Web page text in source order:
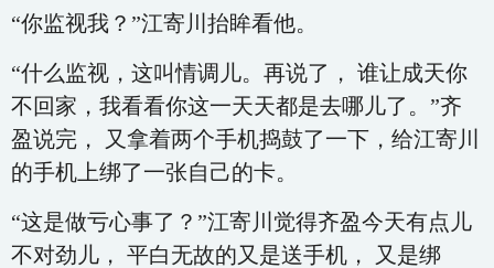
“你监视我？”江寄川抬眸看他。
“什么监视，这叫情调儿。再说了， 谁让成天你
不回家，我看看你这一天天都是去哪儿了。”齐
盈说完， 又拿着两个手机捣鼓了一下，给江寄川
的手机上绑了一张自己的卡。
“这是做亏心事了？”江寄川觉得齐盈今天有点儿
不对劲儿， 平白无故的又是送手机， 又是绑